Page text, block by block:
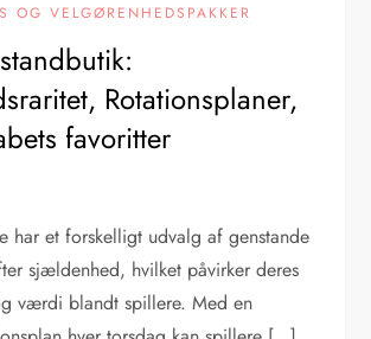
OG VELGØRENHEDSPAKKER
Rotationsplaner,
favoritter
har et forskelligt udvalg af genstande
sjældenhed, hvilket påvirker deres
værdi blandt spillere. Med en